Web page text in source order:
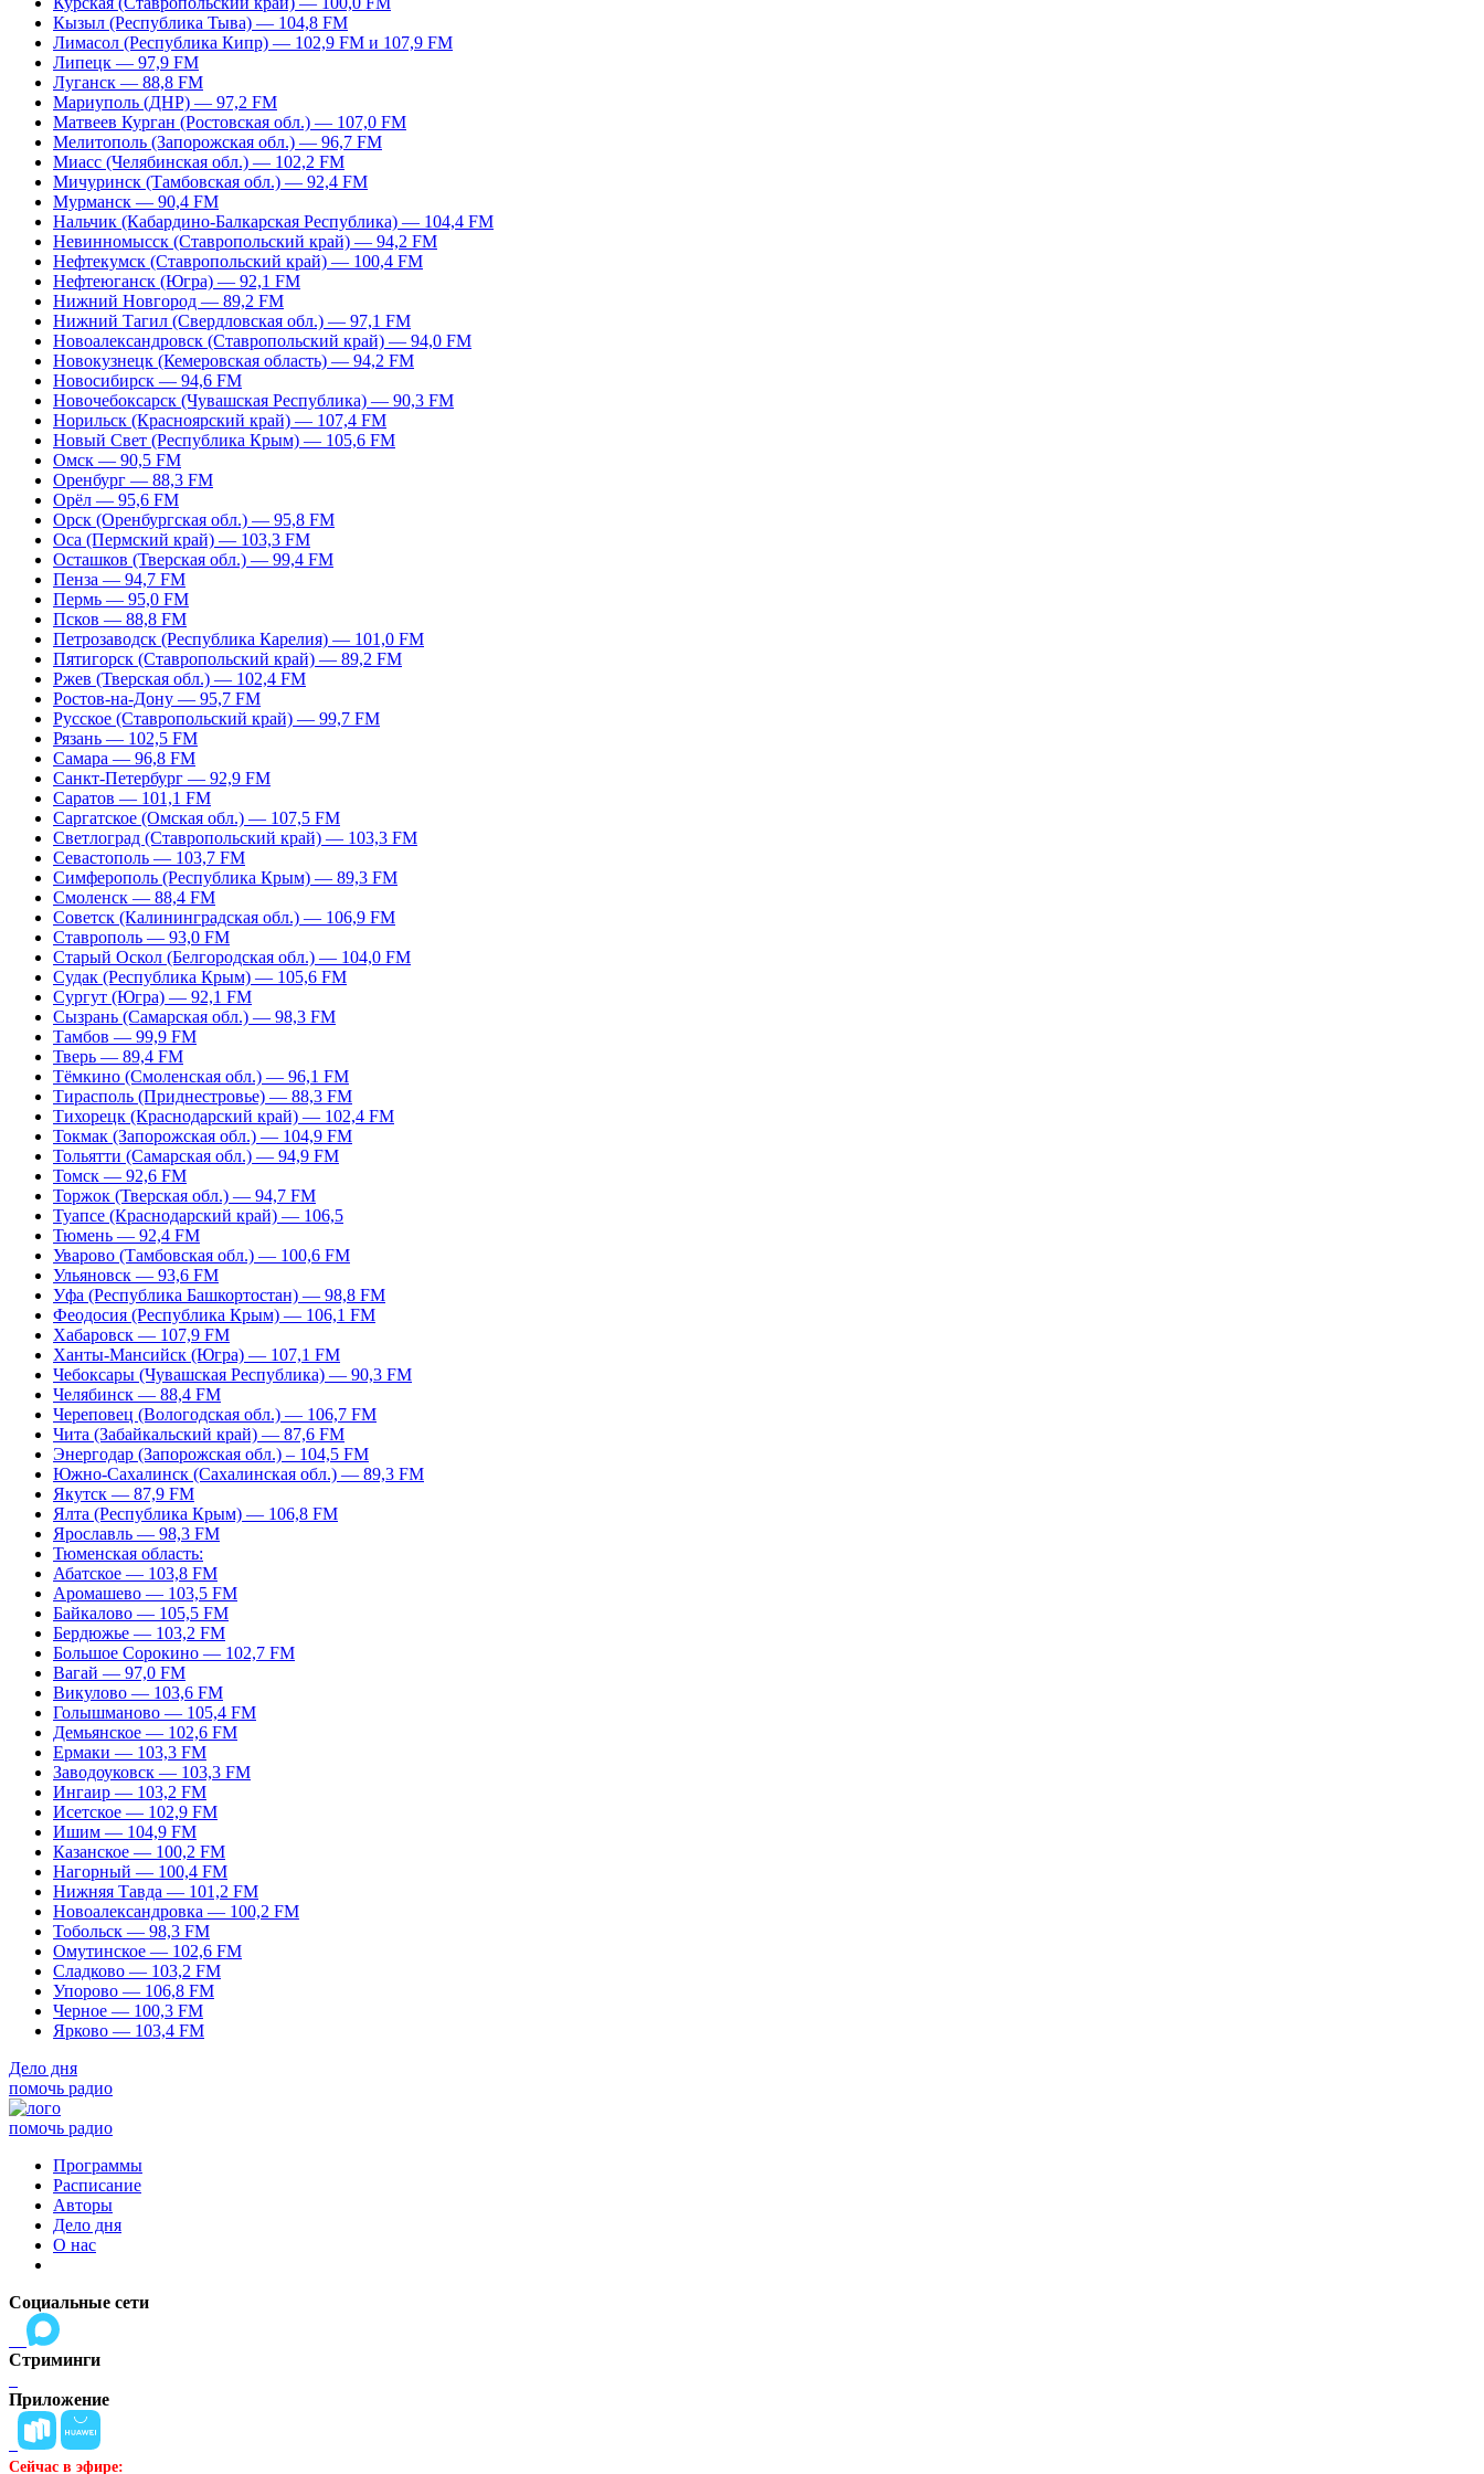
Кызыл (Республика Тыва) — 104,8 FM
Лимасол (Республика Кипр) — 102,9 FM и 107,9 FM
Липецк — 97,9 FM
Луганск — 88,8 FM
Мариуполь (ДНР) — 97,2 FM
Матвеев Курган (Ростовская обл.) — 107,0 FM
Мелитополь (Запорожская обл.) — 96,7 FM
Миасс (Челябинская обл.) — 102,2 FM
Мичуринск (Тамбовская обл.) — 92,4 FM
Мурманск — 90,4 FM
Нальчик (Кабардино-Балкарская Республика) — 104,4 FM
Невинномысск (Ставропольский край) — 94,2 FM
Нефтекумск (Ставропольский край) — 100,4 FM
Нефтеюганск (Югра) — 92,1 FM
Нижний Новгород — 89,2 FM
Нижний Тагил (Свердловская обл.) — 97,1 FM
Новоалександровск (Ставропольский край) — 94,0 FM
Новокузнецк (Кемеровская область) — 94,2 FM
Новосибирск — 94,6 FM
Новочебоксарск (Чувашская Республика) — 90,3 FM
Норильск (Красноярский край) — 107,4 FM
Новый Свет (Республика Крым) — 105,6 FM
Омск — 90,5 FM
Оренбург — 88,3 FM
Орёл — 95,6 FM
Орск (Оренбургская обл.) — 95,8 FM
Оса (Пермский край) — 103,3 FM
Осташков (Тверская обл.) — 99,4 FM
Пенза — 94,7 FM
Пермь — 95,0 FM
Псков — 88,8 FM
Петрозаводск (Республика Карелия) — 101,0 FM
Пятигорск (Ставропольский край) — 89,2 FM
Ржев (Тверская обл.) — 102,4 FM
Ростов-на-Дону — 95,7 FM
Русское (Ставропольский край) — 99,7 FM
Рязань — 102,5 FM
Самара — 96,8 FM
Санкт-Петербург — 92,9 FM
Саратов — 101,1 FM
Саргатское (Омская обл.) — 107,5 FM
Светлоград (Ставропольский край) — 103,3 FM
Севастополь — 103,7 FM
Симферополь (Республика Крым) — 89,3 FM
Смоленск — 88,4 FM
Советск (Калининградская обл.) — 106,9 FM
Ставрополь — 93,0 FM
Старый Оскол (Белгородская обл.) — 104,0 FM
Судак (Республика Крым) — 105,6 FM
Сургут (Югра) — 92,1 FM
Сызрань (Самарская обл.) — 98,3 FM
Тамбов — 99,9 FM
Тверь — 89,4 FM
Тёмкино (Смоленская обл.) — 96,1 FM
Тирасполь (Приднестровье) — 88,3 FM
Тихорецк (Краснодарский край) — 102,4 FM
Токмак (Запорожская обл.) — 104,9 FM
Тольятти (Самарская обл.) — 94,9 FM
Томск — 92,6 FM
Торжок (Тверская обл.) — 94,7 FM
Туапсе (Краснодарский край) — 106,5
Тюмень — 92,4 FM
Уварово (Тамбовская обл.) — 100,6 FM
Ульяновск — 93,6 FM
Уфа (Республика Башкортостан) — 98,8 FM
Феодосия (Республика Крым) — 106,1 FM
Хабаровск — 107,9 FM
Ханты-Мансийск (Югра) — 107,1 FM
Чебоксары (Чувашская Республика) — 90,3 FM
Челябинск — 88,4 FM
Череповец (Вологодская обл.) — 106,7 FM
Чита (Забайкальский край) — 87,6 FM
Энергодар (Запорожская обл.) – 104,5 FM
Южно-Сахалинск (Сахалинская обл.) — 89,3 FM
Якутск — 87,9 FM
Ялта (Республика Крым) — 106,8 FM
Ярославль — 98,3 FM
Тюменская область:
Абатское — 103,8 FM
Аромашево — 103,5 FM
Байкалово — 105,5 FM
Бердюжье — 103,2 FM
Большое Сорокино — 102,7 FM
Вагай — 97,0 FM
Викулово — 103,6 FM
Голышманово — 105,4 FM
Демьянское — 102,6 FM
Ермаки — 103,3 FM
Заводоуковск — 103,3 FM
Ингаир — 103,2 FM
Исетское — 102,9 FM
Ишим — 104,9 FM
Казанское — 100,2 FM
Нагорный — 100,4 FM
Нижняя Тавда — 101,2 FM
Новоалександровка — 100,2 FM
Тобольск — 98,3 FM
Омутинское — 102,6 FM
Сладково — 103,2 FM
Упорово — 106,8 FM
Черное — 100,3 FM
Ярково — 103,4 FM
Дело дня
помочь радио
помочь радио
Программы
Расписание
Авторы
Дело дня
О нас
Социальные сети
Стриминги
Приложение
Сейчас в эфире: